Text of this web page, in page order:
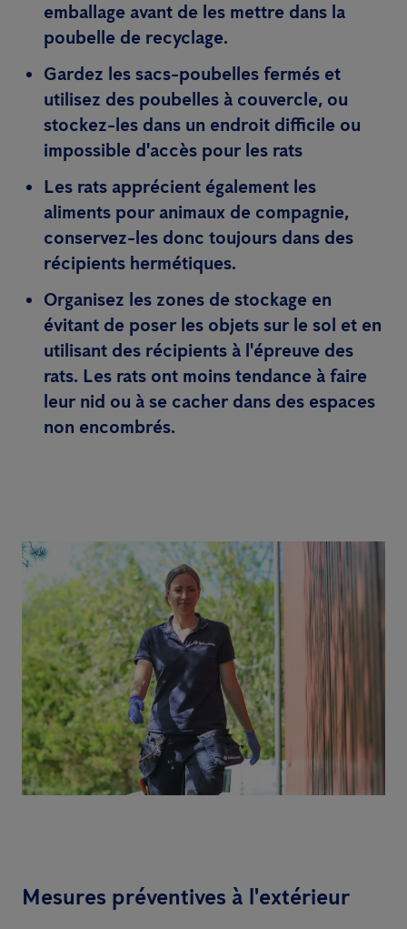
emballage avant de les mettre dans la
poubelle de recyclage.
Gardez les sacs-poubelles fermés et
utilisez des poubelles à couvercle, ou
stockez-les dans un endroit difficile ou
impossible d'accès pour les rats
Les rats apprécient également les
aliments pour animaux de compagnie,
conservez-les donc toujours dans des
récipients hermétiques.
Organisez les zones de stockage en
évitant de poser les objets sur le sol et en
utilisant des récipients à l'épreuve des
rats. Les rats ont moins tendance à faire
leur nid ou à se cacher dans des espaces
non encombrés.
Mesures préventives à l'extérieur